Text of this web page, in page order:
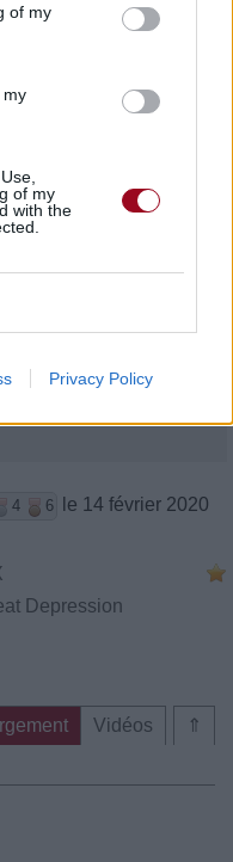
of my
my
of my
with the
Privacy Policy
4 6
le 14 février 2020
Depression
⇑
Vidéos